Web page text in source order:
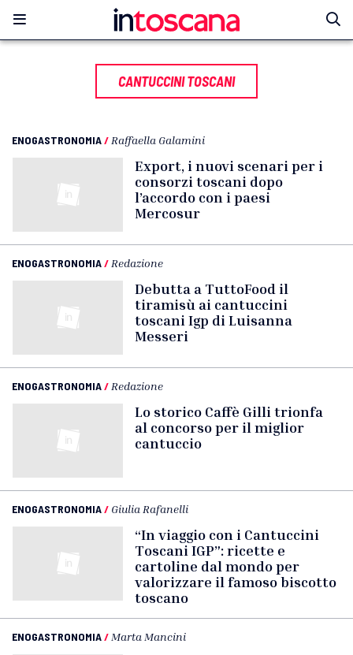
CANTUCCINI TOSCANI
ENOGASTRONOMIA/ Raffaella Galamini
Export, i nuovi scenari per i
consorzi toscani dopo
l’accordo con i paesi
Mercosur
ENOGASTRONOMIA/ Redazione
Debutta a TuttoFood il
tiramisù ai cantuccini
toscani Igp di Luisanna
Messeri
ENOGASTRONOMIA/ Redazione
Lo storico Caffè Gilli trionfa
al concorso per il miglior
cantuccio
ENOGASTRONOMIA/ Giulia Rafanelli
“In viaggio con i Cantuccini
Toscani IGP”: ricette e
cartoline dal mondo per
valorizzare il famoso biscotto
toscano
ENOGASTRONOMIA/ Marta Mancini